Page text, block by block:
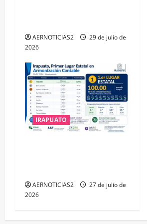
AERNOTICIAS2
29 de julio de
2026
IRAPUATO
AERNOTICIAS2
27 de julio de
2026